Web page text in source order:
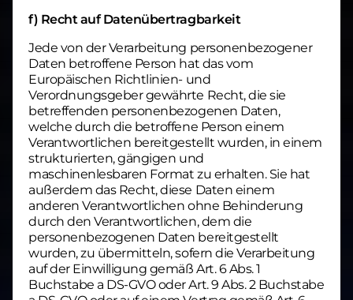
f) Recht auf Datenübertragbarkeit
Jede von der Verarbeitung personenbezogener
Daten betroffene Person hat das vom
Europäischen Richtlinien- und
Verordnungsgeber gewährte Recht, die sie
betreffenden personenbezogenen Daten,
welche durch die betroffene Person einem
Verantwortlichen bereitgestellt wurden, in einem
strukturierten, gängigen und
maschinenlesbaren Format zu erhalten. Sie hat
außerdem das Recht, diese Daten einem
anderen Verantwortlichen ohne Behinderung
durch den Verantwortlichen, dem die
personenbezogenen Daten bereitgestellt
wurden, zu übermitteln, sofern die Verarbeitung
auf der Einwilligung gemäß Art. 6 Abs. 1
Buchstabe a DS-GVO oder Art. 9 Abs. 2 Buchstabe